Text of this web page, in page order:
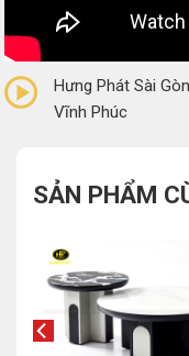
(0 Reviews)
Hưng Phát Sài
Vĩnh Phúc
SẢN PHẨM